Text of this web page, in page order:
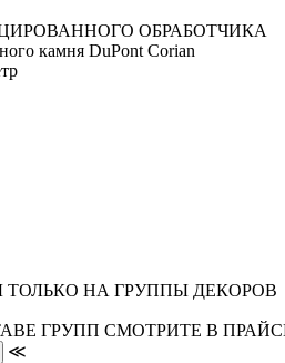
ОБРАБОТЧИКА
камня DuPont Corian
НА ГРУППЫ ДЕКОРОВ
ГРУПП СМОТРИТЕ В
≪